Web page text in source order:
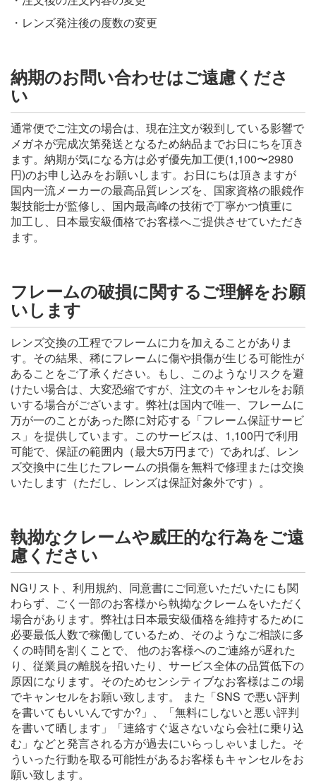
・レンズ発注後の度数の変更
納期のお問い合わせはご遠慮くださ
い
通常便でご注文の場合は、現在注文が殺到している影響で
メガネが完成次第発送となるため納品までお日にちを頂き
ます。納期が気になる方は必ず優先加工便(1,100〜2980
円)のお申し込みをお願いします。お日にちは頂きますが
国内一流メーカーの最高品質レンズを、国家資格の眼鏡作
製技能士が監修し、国内最高峰の技術で丁寧かつ慎重に
加工し、日本最安級価格でお客様へご提供させていただき
ます。
フレームの破損に関するご理解をお願
いします
レンズ交換の工程でフレームに力を加えることがありま
す。その結果、稀にフレームに傷や損傷が生じる可能性が
あることをご了承ください。もし、このようなリスクを避
けたい場合は、大変恐縮ですが、注文のキャンセルをお願
いする場合がございます。弊社は国内で唯一、フレームに
万が一のことがあった際に対応する「フレーム保証サービ
ス」を提供しています。このサービスは、1,100円で利用
可能で、保証の範囲内（最大5万円まで）であれば、レン
ズ交換中に生じたフレームの損傷を無料で修理または交換
いたします（ただし、レンズは保証対象外です）。
執拗なクレームや威圧的な行為をご遠
慮ください
NGリスト、利用規約、同意書にご同意いただいたにも関
わらず、ごく一部のお客様から執拗なクレームをいただく
場合があります。弊社は日本最安級価格を維持するために
必要最低人数で稼働しているため、そのようなご相談に多
くの時間を割くことで、 他のお客様へのご連絡が遅れた
り、従業員の離脱を招いたり、サービス全体の品質低下の
原因になります。そのためセンシティブなお客様はこの場
でキャンセルをお願い致します。 また「SNS で悪い評判
を書いてもいいんですか?」、「無料にしないと悪い評判
を書いて晒します」「連絡すぐ返さないなら会社に乗り込
む」などと発言される方が過去にいらっしゃいました。そ
ういった行動を取る可能性があるお客様もキャンセルをお
願い致します。